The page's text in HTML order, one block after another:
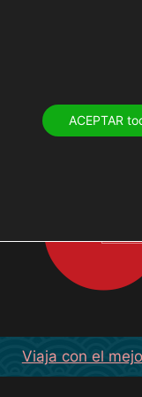
Viaja con el
ACEPTAR